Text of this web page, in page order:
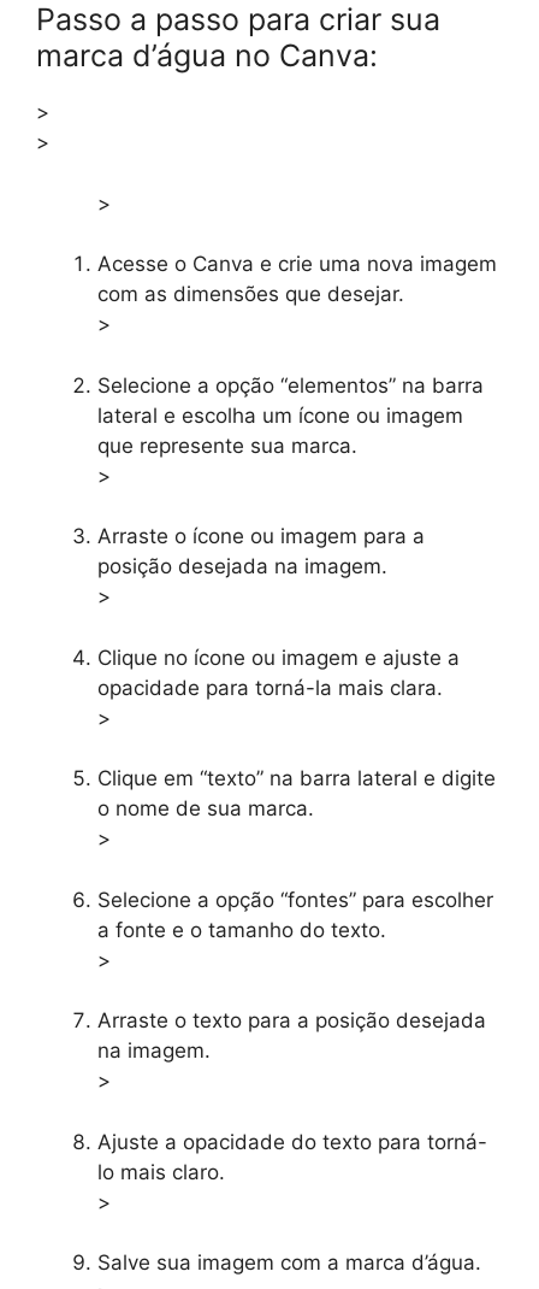
Passo a passo para criar sua
marca d’água no Canva:
>
>
>
Acesse o Canva e crie uma nova imagem
com as dimensões que desejar.
>
Selecione a opção “elementos” na barra
lateral e escolha um ícone ou imagem
que represente sua marca.
>
Arraste o ícone ou imagem para a
posição desejada na imagem.
>
Clique no ícone ou imagem e ajuste a
opacidade para torná-la mais clara.
>
Clique em “texto” na barra lateral e digite
o nome de sua marca.
>
Selecione a opção “fontes” para escolher
a fonte e o tamanho do texto.
>
Arraste o texto para a posição desejada
na imagem.
>
Ajuste a opacidade do texto para torná-
lo mais claro.
>
Salve sua imagem com a marca d’água.